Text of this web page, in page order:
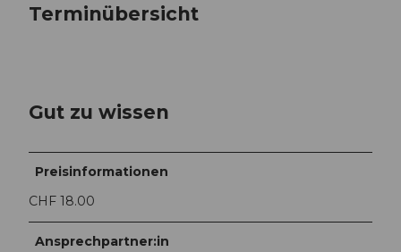
Terminübersicht
Gut zu wissen
Preisinformationen
CHF 18.00
Ansprechpartner:in